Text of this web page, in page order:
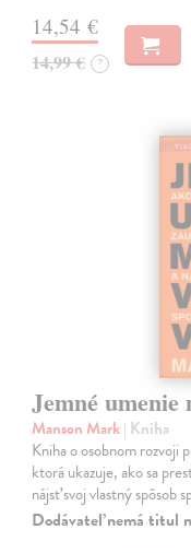
14,54 €
14,99 € ?
Jemné
Manson Mark| Kniha
Kniha o osobnom rozvoji
ktorá ukazuje, ako sa
nájsť svoj vlastný spôsob
Dodávateľ nemá titul